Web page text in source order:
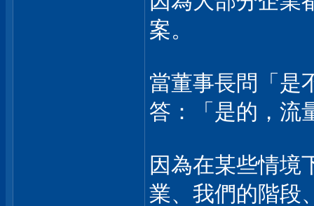
案。
當董事長問「是
答：「是的，流
因為在某些情境
業、我們的階段